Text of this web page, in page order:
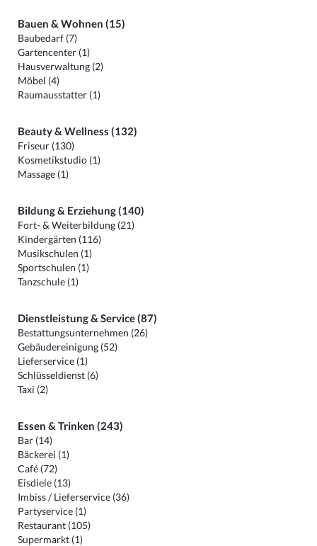
Bauen & Wohnen (15)
Baubedarf (7)
Gartencenter (1)
Hausverwaltung (2)
Möbel (4)
Raumausstatter (1)
Beauty & Wellness (132)
Friseur (130)
Kosmetikstudio (1)
Massage (1)
Bildung & Erziehung (140)
Fort- & Weiterbildung (21)
Kindergärten (116)
Musikschulen (1)
Sportschulen (1)
Tanzschule (1)
Dienstleistung & Service (87)
Bestattungsunternehmen (26)
Gebäudereinigung (52)
Lieferservice (1)
Schlüsseldienst (6)
Taxi (2)
Essen & Trinken (243)
Bar (14)
Bäckerei (1)
Café (72)
Eisdiele (13)
Imbiss / Lieferservice (36)
Partyservice (1)
Restaurant (105)
Supermarkt (1)